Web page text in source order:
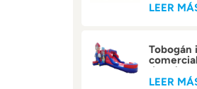
niños
LEER
Tobogán
de rebote
LEER